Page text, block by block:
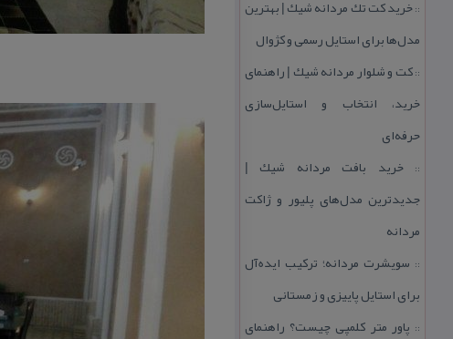
::خرید كت تك مردانه شیك | بهترین
مدل‌ها برای استایل رسمی و كژوال
::كت و شلوار مردانه شیك | راهنمای
خرید، انتخاب و استایل‌سازی
حرفه‌ای
::خرید بافت مردانه شیك |
جدیدترین مدل‌های پلیور و ژاكت
مردانه
:: سویشرت مردانه؛ تركیب ایده‌آل
برای استایل پاییزی و زمستانی
:: پاور متر كلمپی چیست؟ راهنمای